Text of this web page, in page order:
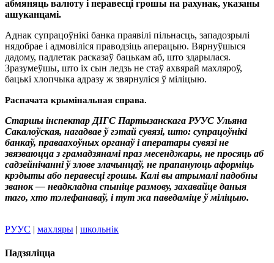
абмяняць валюту і перавесці грошы на рахунак, указаны
ашуканцамі.
Аднак супрацоўнікі банка праявілі пільнасць, западозрылі
нядобрае і адмовіліся праводзіць аперацыю. Вярнуўшыся
дадому, падлетак расказаў бацькам аб, што здарылася.
Зразумеўшы, што іх сын ледзь не стаў ахвярай махляроў,
бацькі хлопчыка адразу ж звярнуліся ў міліцыю.
Распачата крымінальная справа.
Старшы інспектар ДІГС Партызанскага РУУС Ульяна
Сакалоўская, нагадвае ў гэтай сувязі, што: супрацоўнікі
банкаў, праваахоўных органаў і аператары сувязі не
звязваюцца з грамадзянамі праз месенджары, не просяць аб
садзейнічанні ў злове злачынцаў, не прапануюць аформіць
крэдыты або перавесці грошы. Калі вы атрымалі падобны
званок — неадкладна спыніце размову, захавайце даныя
таго, хто тэлефанаваў, і тут жа паведаміце ў міліцыю.
РУУС | махляры | школьнік
Падзяліцца